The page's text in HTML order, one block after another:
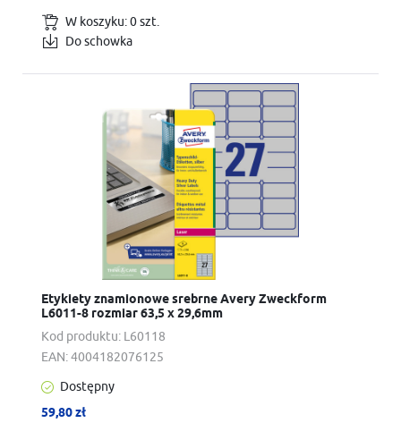
W koszyku:0szt.
Do schowka
Kod produktu: L60118
Etykiety znamionowe srebrne Avery Zweckform
L6011-8 rozmiar 63,5 x 29,6mm
EAN:4004182076125
Dostępny
59,80 zł